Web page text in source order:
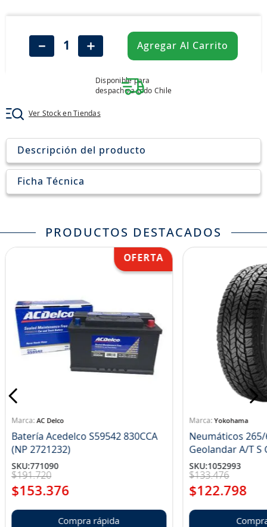
＋
－ Agregar Al Carrito
Disponible para
despacho a todo Chile
Ver Stock en Tiendas
Descripción del producto
Ficha Técnica
PRODUCTOS DESTACADOS
AC Delco
Batería Acedelco S59542 830CCA
(NP 2721232)
SKU:771090
$191.720
$153.376
Compra rápida
Yokohama
Neumáticos 265/
SKU:1052993
$133.476
$122.798
aceite